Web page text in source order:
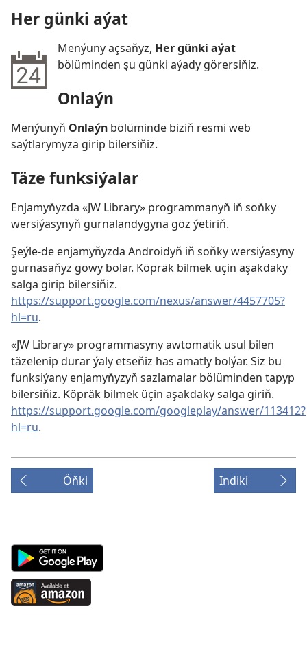
Her günki aýat
Menýuny açsaňyz, Her günki aýat
bölüminden şu günki aýady görersiňiz.
Onlaýn
Menýunyň Onlaýn bölüminde biziň resmi web
saýtlarymyza girip bilersiňiz.
Täze funksiýalar
Enjamyňyzda «JW Library» programmanyň iň soňky
wersiýasynyň gurnalandygyna göz ýetiriň.
Şeýle-de enjamyňyzda Androidyň iň soňky wersiýasyny
gurnasaňyz gowy bolar. Köpräk bilmek üçin aşakdaky
salga girip bilersiňiz.
https://support.google.com/nexus/answer/4457705?
hl=ru.
«JW Library» programmasyny awtomatik usul bilen
täzelenip durar ýaly etseňiz has amatly bolýar. Siz bu
funksiýany enjamyňyzyň sazlamalar bölüminden tapyp
bilersiňiz. Köpräk bilmek üçin aşakdaky salga giriň.
https://support.google.com/googleplay/answer/113412?
hl=ru.
Öňki Indiki
Android
App
on
Google
Available
at